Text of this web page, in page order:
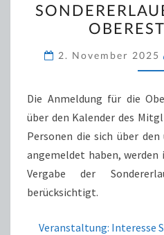
2. November 2025
Die Anmeldung für die
über den Kalender des
Personen die sich über
angemeldet haben,
Vergabe der
berücksichtigt.
Veranstaltung: Interesse